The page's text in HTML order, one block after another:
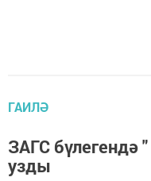
ГАИЛӘ
ЗАГС бүлегендә
узды